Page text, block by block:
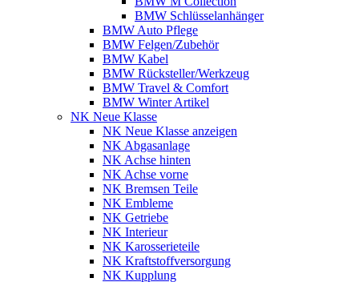
BMW Schlüsselanhänger
BMW Auto Pflege
BMW Felgen/Zubehör
BMW Kabel
BMW Rücksteller/Werkzeug
BMW Travel & Comfort
BMW Winter Artikel
NK Neue Klasse
NK Neue Klasse anzeigen
NK Abgasanlage
NK Achse hinten
NK Achse vorne
NK Bremsen Teile
NK Embleme
NK Getriebe
NK Interieur
NK Karosserieteile
NK Kraftstoffversorgung
NK Kupplung